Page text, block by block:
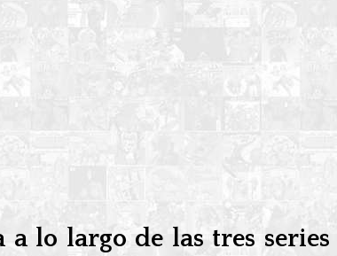
lo largo de las tres series